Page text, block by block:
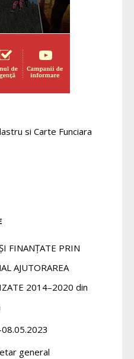
si Carte Funciara
FINANȚATE PRIN
AJUTORAREA
2014–2020 din
general